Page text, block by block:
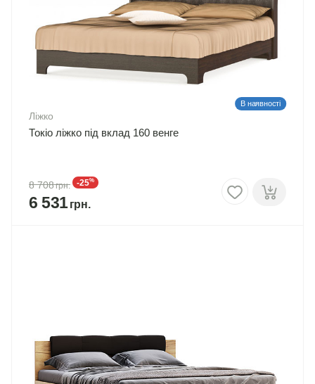
В наявності
Ліжко
Токіо ліжко під вклад 160 венге
8 708 -25%
6 531